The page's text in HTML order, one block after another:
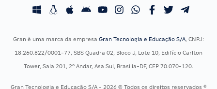
Concursos Fiscais
Concursos Saúde
Calendário OAB
Gran é uma marca da empresa Gran Tecnologia e Educação S/A, CNPJ:
18.260.822/0001-77, SBS Quadra 02, Bloco J, Lote 10, Edifício Carlton
Tower, Sala 201, 2º Andar, Asa Sul, Brasília-DF, CEP 70.070-120.
Gran Tecnologia e Educação S/A - 2026 © Todos os direitos reservados ®